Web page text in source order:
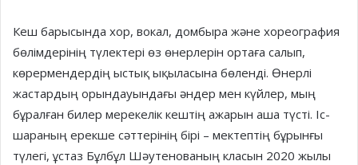
Кеш барысында хор, вокал, домбыра және хореография
бөлімдерінің түлектері өз өнерлерін ортаға салып,
көрермендердің ыстық ықыласына бөленді. Өнерлі
жастардың орындауындағы әндер мен күйлер, мың
бұралған билер мерекелік кештің ажарын аша түсті. Іс-
шараның ерекше сәттерінің бірі – мектептің бұрынғы
түлегі, ұстаз Бұлбұл Шәутенованың класын 2020 жылы